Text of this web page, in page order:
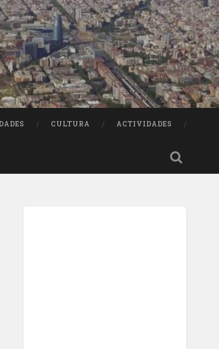
CULTURA ACTIVIDADES